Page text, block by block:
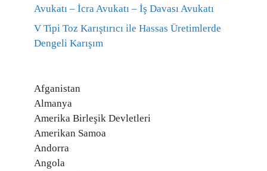
Avukatı – İcra Avukatı – İş Davası Avukatı
V Tipi Toz Karıştırıcı ile Hassas Üretimlerde
Dengeli Karışım
Afganistan
Almanya
Amerika Birleşik Devletleri
Amerikan Samoa
Andorra
Angola